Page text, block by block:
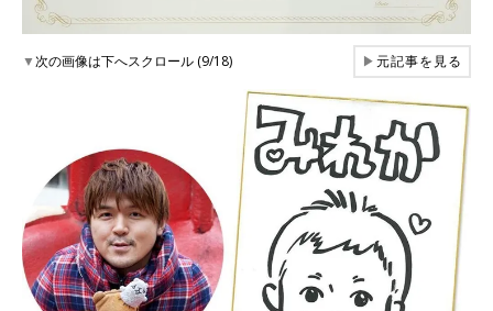
▼次の画像は下へスクロール (9/18) ▶元記事を見る